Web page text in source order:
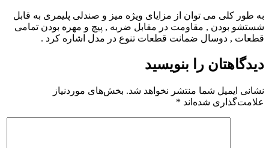
به طور کلی می توان از مزایای ویژه میز و صندلی پلیمری به قابل
شستشو بودن , مقاومت در مقابل ضربه , پیچ و مهره بودن تمامی
قطعات , دوسال ضمانت قطعات تنوع در مدل اشاره کرد .
دیدگاهتان را بنویسید
نشانی ایمیل شما منتشر نخواهد شد. بخش‌های موردنیاز
علامت‌گذاری شده‌اند *